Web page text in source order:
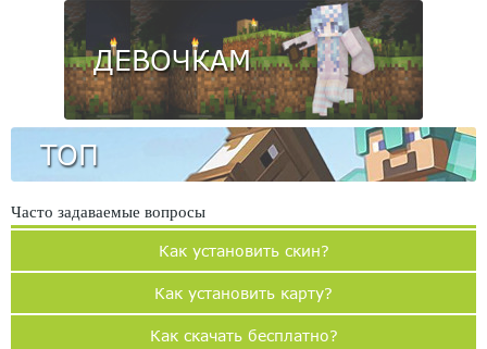
ДЕВОЧКАМ
ТОП
Часто задаваемые вопросы
Как установить скин?
Как установить карту?
Как скачать бесплатно?